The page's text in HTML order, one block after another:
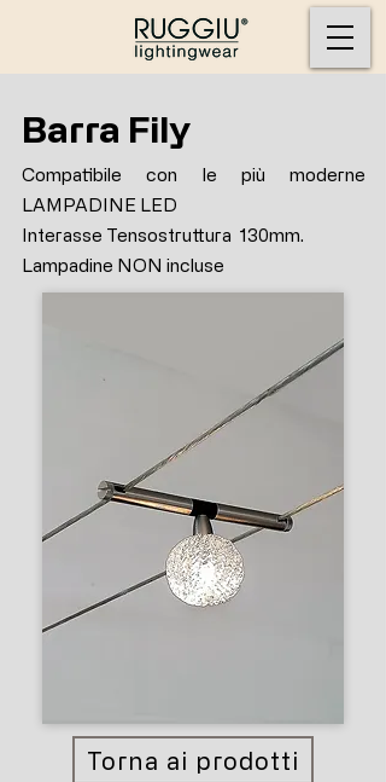
Barra Fily
Compatibile con le più moderne
LAMPADINE LED
Interasse Tensostruttura 130mm.
Lampadine NON incluse
Torna ai prodotti